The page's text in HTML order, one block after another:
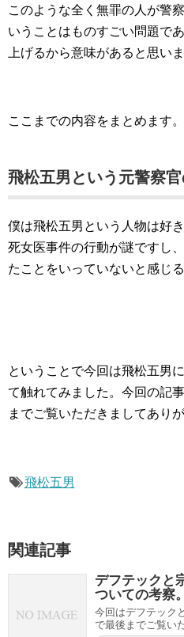
このような全く無罪の人が警
いうことはものすごい問題で
上げるから意味があると思いま
ここまでの内容をまとめます。
飛松五男という元警察
僕は飛松五男という人物は好
死女医事件の行動が謎ですし
たことをいっていないと感じる
ということで今回は飛松五男
て触れてみました。今回の記
までご覧いただきましてあり
飛松五男
関連記事
デフテックと
ついての考察。
今回はデフテック
で最後までご覧い